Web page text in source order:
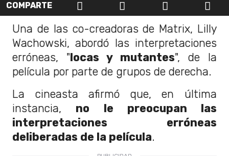
COMPARTE
Una de las co-creadoras de Matrix, Lilly
Wachowski, abordó las interpretaciones
erróneas, "locas y mutantes", de la
película por parte de grupos de derecha.
La cineasta afirmó que, en última
instancia, no le preocupan las
interpretaciones erróneas
deliberadas de la película.